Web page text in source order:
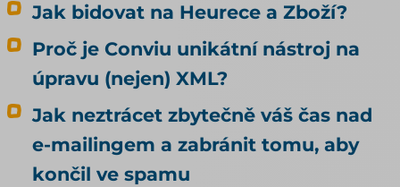
Jak bidovat na Heurece a Zboží?
Proč je Conviu unikátní nástroj na
úpravu (nejen) XML?
Jak neztrácet zbytečně váš čas nad
e-mailingem a zabránit tomu, aby
končil ve spamu